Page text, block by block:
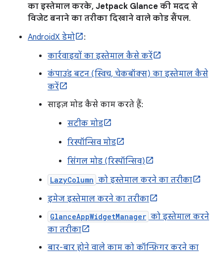
का इस्तेमाल करके, Jetpack Glance की मदद से
विजेट बनाने का तरीका दिखाने वाले कोड सैंपल.
AndroidX डेमो
:
कार्रवाइयों का इस्तेमाल कैसे करें
कंपाउंड बटन (स्विच, चेकबॉक्स) का इस्तेमाल कैसे
करें
साइज़ मोड कैसे काम करते हैं:
सटीक मोड
रिस्पॉन्सिव मोड
सिंगल मोड (रिस्पॉन्सिव)
LazyColumn को इस्तेमाल करने का तरीका
इमेज इस्तेमाल करने का तरीका
GlanceAppWidgetManager को इस्तेमाल करने
का तरीका
बार-बार होने वाले काम को कॉन्फ़िगर करने का